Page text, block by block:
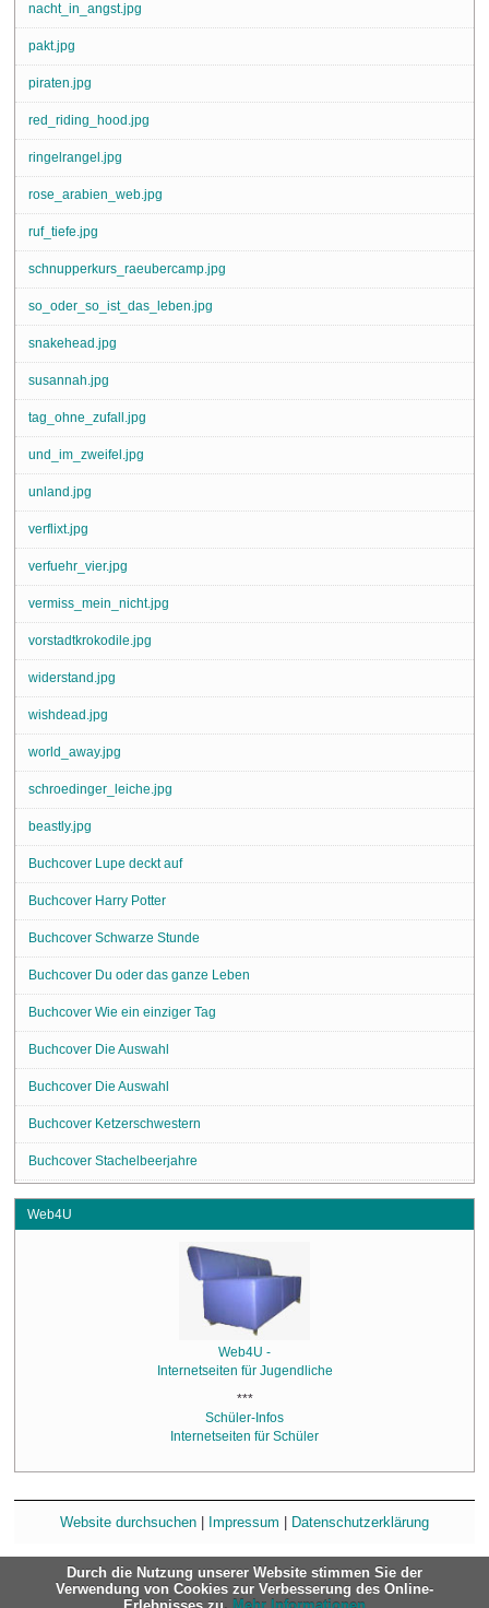
nacht_in_angst.jpg
pakt.jpg
piraten.jpg
red_riding_hood.jpg
ringelrangel.jpg
rose_arabien_web.jpg
ruf_tiefe.jpg
schnupperkurs_raeubercamp.jpg
so_oder_so_ist_das_leben.jpg
snakehead.jpg
susannah.jpg
tag_ohne_zufall.jpg
und_im_zweifel.jpg
unland.jpg
verflixt.jpg
verfuehr_vier.jpg
vermiss_mein_nicht.jpg
vorstadtkrokodile.jpg
widerstand.jpg
wishdead.jpg
world_away.jpg
schroedinger_leiche.jpg
beastly.jpg
Buchcover Lupe deckt auf
Buchcover Harry Potter
Buchcover Schwarze Stunde
Buchcover Du oder das ganze Leben
Buchcover Wie ein einziger Tag
Buchcover Die Auswahl
Buchcover Die Auswahl
Buchcover Ketzerschwestern
Buchcover Stachelbeerjahre
Web4U
Web4U -
Internetseiten für Jugendliche
***
Schüler-Infos
Internetseiten für Schüler
Website durchsuchen Impressum Datenschutzerklärung
Durch die Nutzung unserer Website stimmen Sie der
Verwendung von Cookies zur Verbesserung des Online-